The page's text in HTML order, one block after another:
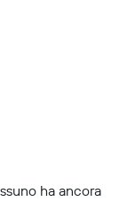
ha ancora